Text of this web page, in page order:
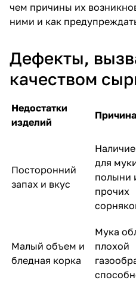
чем причины их
ними и как
Дефекты,
качеством
Недостатки
изделий
Причина
Посторонний
запах и вкус
для
полыни
прочих
Малый объем и
бледная корка
Мука
плохой